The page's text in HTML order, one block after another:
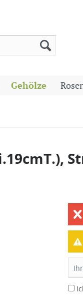
Gehölze